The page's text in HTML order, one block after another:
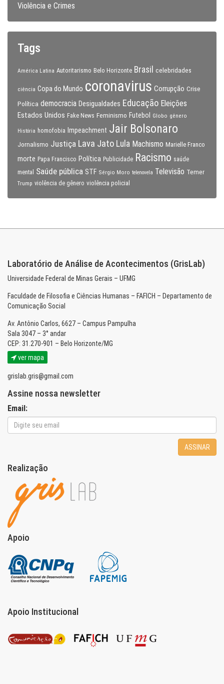
Violência e Crimes
Tags
América Latina Autoritarismo Belo Horizonte Brasil celebridades
ciência Copa do Mundo coronavirus Corrupção Crise
Política democracia Desigualdades Educação Eleições
Estados Unidos Fake News Feminismo Futebol Globo gênero
História homofobia Impeachment Jair Bolsonaro
Jornalismo Justiça Lava Jato Lula Machismo Marielle Franco
morte Papa Francisco Política Publicidade Racismo saúde
mental
Saúde pública STF Sérgio Moro telenovela Televisão Temer
Trump violência de gênero violência policial
Laboratório de Análise de Acontecimentos (GrisLab)
Universidade Federal de Minas Gerais – UFMG
Faculdade de Filosofia e Ciências Humanas – FAFICH – Departamento de
Comunicação Social
Av. Antônio Carlos, 6627 – Campus Pampulha
Sala 3047 – 3° andar
CEP: 31.270-901 – Belo Horizonte/MG
ver mapa
grislab.gris@gmail.com
Assine nossa newsletter
Email:
ASSINAR
Realização
Apoio
Apoio Institucional